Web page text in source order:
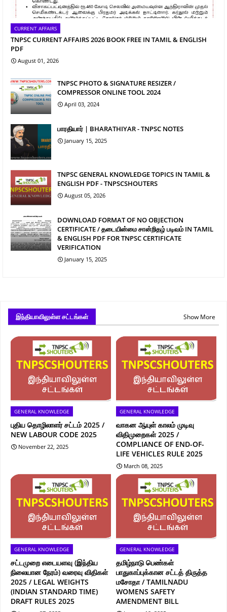
CURRENT AFFAIRS
TNPSC CURRENT AFFAIRS 2026 BOOK FREE IN TAMIL & ENGLISH
PDF
August 01, 2026
TNPSC PHOTO & SIGNATURE RESIZER /
COMPRESSOR ONLINE TOOL 2024
April 03, 2024
பாரதியார் | BHARATHIYAR - TNPSC NOTES
January 15, 2025
TNPSC GENERAL KNOWLEDGE TOPICS IN TAMIL &
ENGLISH PDF - TNPSCSHOUTERS
August 05, 2026
DOWNLOAD FORMAT OF NO OBJECTION
CERTIFICATE / தடையின்மை சான்றிதழ் படிவம் IN TAMIL
& ENGLISH PDF FOR TNPSC CERTIFICATE
VERIFICATION
January 15, 2025
இந்தியாவிலுள்ள சட்டங்கள் Show More
GENERAL KNOWLEDGE
புதிய தொழிலாளர் சட்டம் 2025 /
NEW LABOUR CODE 2025
November 22, 2025
GENERAL KNOWLEDGE
வாகன ஆயுள் காலம் முடிவு
விதிமுறைகள் 2025 /
COMPLIANCE OF END-OF-
LIFE VEHICLES RULE 2025
March 08, 2025
GENERAL KNOWLEDGE
சட்டமுறை எடையளவு (இந்திய
நிலையான நேரம்) வரைவு விதிகள்
2025 / LEGAL WEIGHTS
(INDIAN STANDARD TIME)
DRAFT RULES 2025
GENERAL KNOWLEDGE
தமிழ்நாடு பெண்கள்
பாதுகாப்புக்கான சட்டத் திருத்த
மசோதா / TAMILNADU
WOMENS SAFETY
AMENDMENT BILL